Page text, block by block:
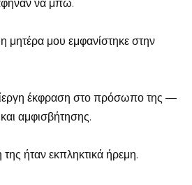
να μπω.
μητέρα μου εμφανίστηκε στην
έκφραση στο πρόσωπο της —
αμφισβήτησης.
ήταν εκπληκτικά ήρεμη.